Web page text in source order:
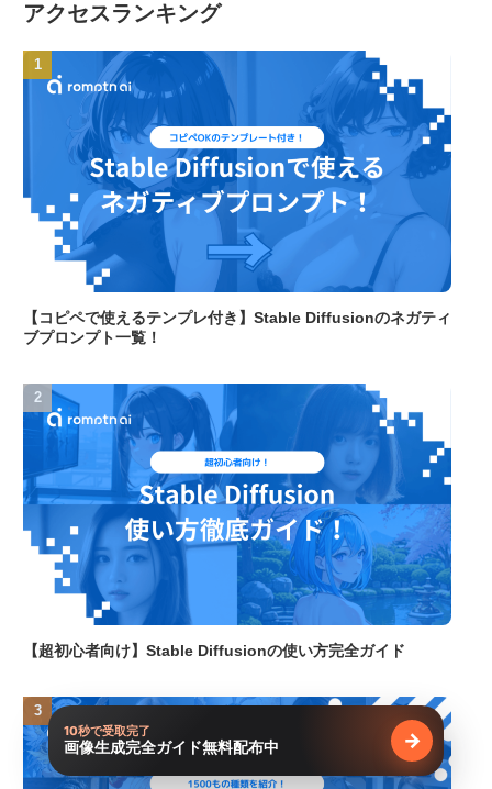
アクセスランキング
【コピペで使えるテンプレ付き】Stable Diffusionのネガティ
ブプロンプト一覧！
【超初心者向け】Stable Diffusionの使い方完全ガイド
10秒で受取完了
画像生成完全ガイド無料配布中 無料で受け
→